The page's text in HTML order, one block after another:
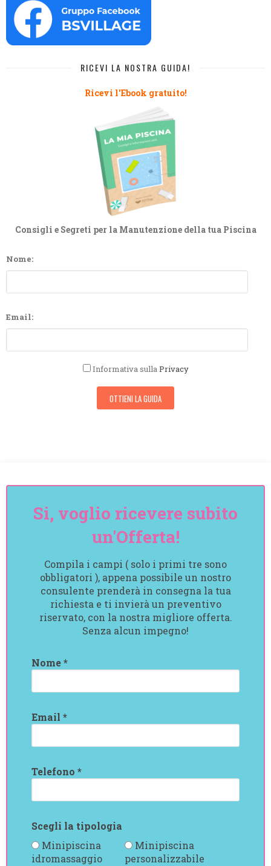
RICEVI LA NOSTRA GUIDA!
Ricevi l'Ebook gratuito!
Consigli e Segreti per la Manutenzione della tua Piscina
Nome:
Email:
Informativa sullaPrivacy
Si, voglio ricevere subito
un'Offerta!
Compila i campi ( solo i primi tre sono
obbligatori ), appena possibile un nostro
consulente prenderà in consegna la tua
richiesta e ti invierà un preventivo
riservato, con la nostra migliore offerta.
Senza alcun impegno!
Nome *
Email *
Telefono *
Scegli la tipologia
Minipiscina
idromassaggio
Minipiscina
personalizzabile